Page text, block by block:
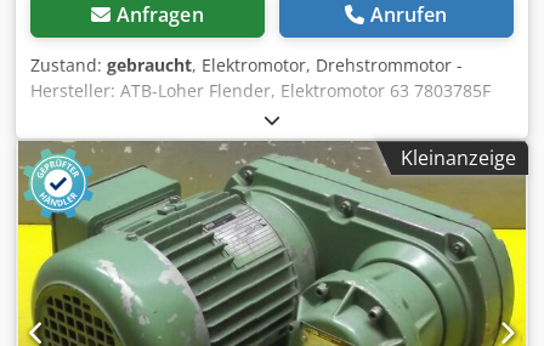
Anfragen Anrufen
Zustand: gebraucht, Elektromotor, Drehstrommotor -
Hersteller: ATB-Loher Flender, Elektromotor 63 7803785F
015 -Typ: AF63/4A-7 -Leistung: 0,12 KW -Drehzahl: 1390
U/min -Welle: Ø 11 x 25 mm Dsdpforbm Trsx Amyjck -
Bauform: B3/B14 -Schutzklasse: IP54 -Anzahl: 2x Motor
vorhanden -Preis: pro Stück -Abmessungen: 210/155/130
mm -Gewicht: 3,8 kg/St.
Kleinanzeige